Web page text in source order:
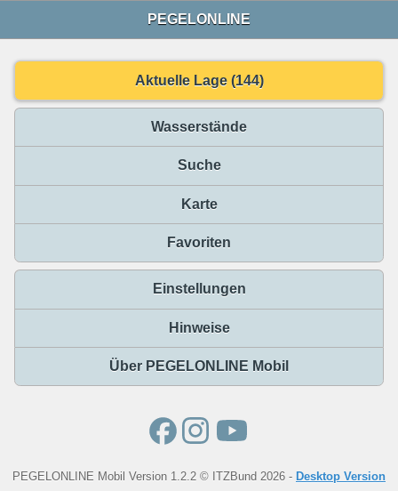
PEGELONLINE
Aktuelle Lage (144)
Wasserstände
Suche
Karte
Favoriten
Einstellungen
Hinweise
Über PEGELONLINE Mobil
PEGELONLINE Mobil Version 1.2.2 © ITZBund 2026 - Desktop Version